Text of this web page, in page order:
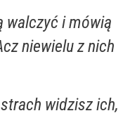
walczyć i mówią
niewielu z nich
widzisz ich,